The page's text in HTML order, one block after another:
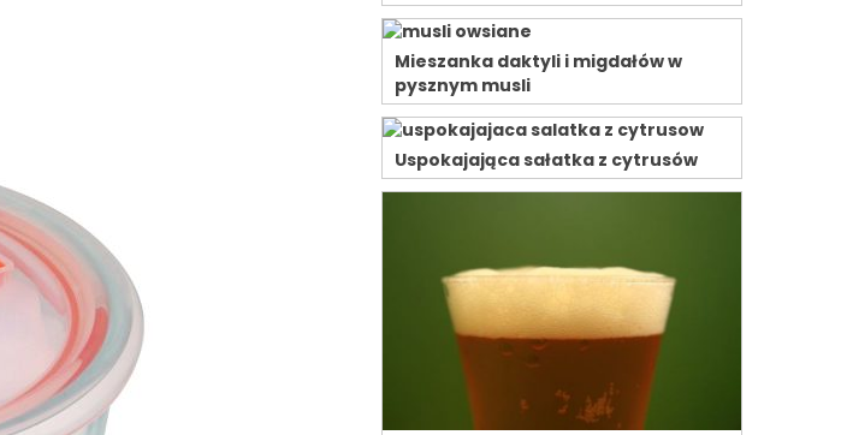
Mieszanka daktyli i migdałów w
pysznym musli
Uspokajająca sałatka z cytrusów